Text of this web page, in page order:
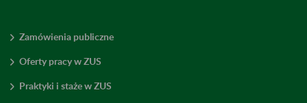
Zamówienia publiczne
Oferty pracy w ZUS
Praktyki i staże w ZUS